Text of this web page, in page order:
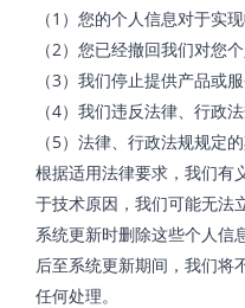
（1）您的个人信息对于实
（2）您已经撤回我们对您
（3）我们停止提供产品或
（4）我们违反法律、行政
（5）法律、行政法规规定的
根据适用法律要求，我们有
于技术原因，我们可能无法
系统更新时删除这些个人信
后至系统更新期间，我们将
任何处理。